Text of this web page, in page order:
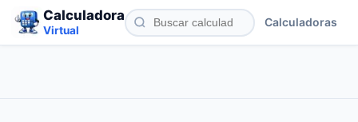
Calculadora
Virtual
Calculadoras